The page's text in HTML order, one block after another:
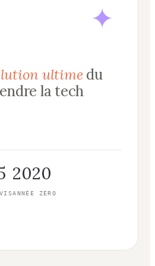
ultimedu
la tech
2020
ANNÉE ZÉRO